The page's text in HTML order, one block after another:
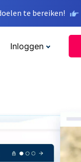
te bereiken!
Inloggen